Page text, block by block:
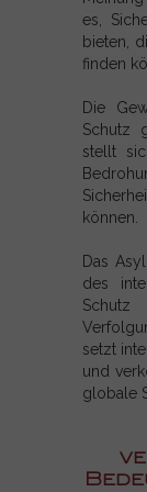
es,
bieten,
finden
Die
Schutz
stellt
können.
Das
des
Schutz
setzt
und
globale